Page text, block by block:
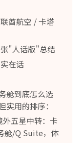
酋航空 / 卡塔
"人话版"总结
在话
舱到底怎么选
用的排序：
五星中转：卡
舱/Q Suite，体